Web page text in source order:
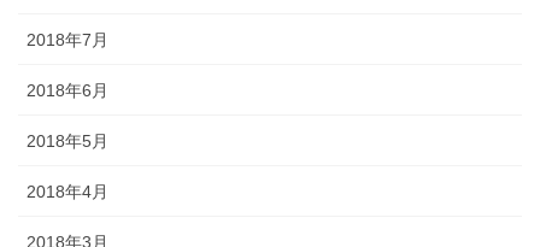
2018年7月
2018年6月
2018年5月
2018年4月
2018年3月